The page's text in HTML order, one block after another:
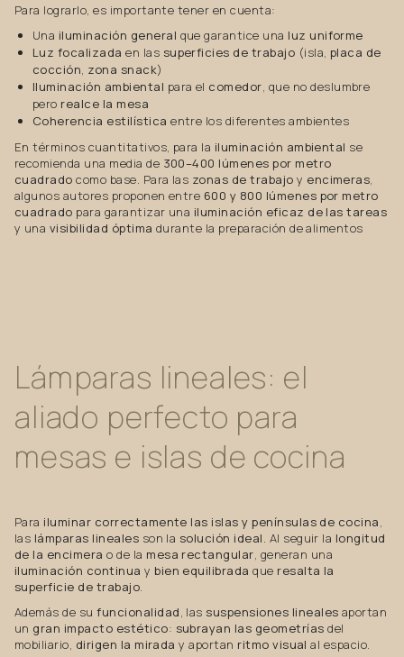
Para lograrlo, es importante tener en cuenta:
Una iluminación general que garantice una luz uniforme
Luz focalizada en las superficies de trabajo (isla, placa de
cocción zona snack)
Iluminación ambiental para el comedor , que no deslumbre
pero realce la mesa
Coherencia estilística entre los diferentes ambientes
En términos cuantitativos, para la iluminación ambiental se
recomienda una media de 300–400 lúmenes por metro
cuadrado como base. Para las zonas de trabajo y encimeras
algunos autores proponen entre 600 y 800 lúmenes por metro
cuadrado para garantizar una iluminación eficaz de las tareas
y una visibilidad óptima durante la preparación de alimentos
Lámparas lineales: el
aliado perfecto para
mesas e islas de cocina
Para iluminar correctamente las islas y penínsulas de cocina
las lámparas lineales son la solución ideal . Al seguir la longitud
de la encimera o de la mesa rectangular , generan una
iluminación continua ybien equilibrada que resalta la
superficie de trabajo
Además de sufuncionalidad , las suspensiones lineales aportan
un gran impacto estético: subrayan las geometrías del
mobiliario, dirigen la mirada y aportan ritmo visual al espacio.